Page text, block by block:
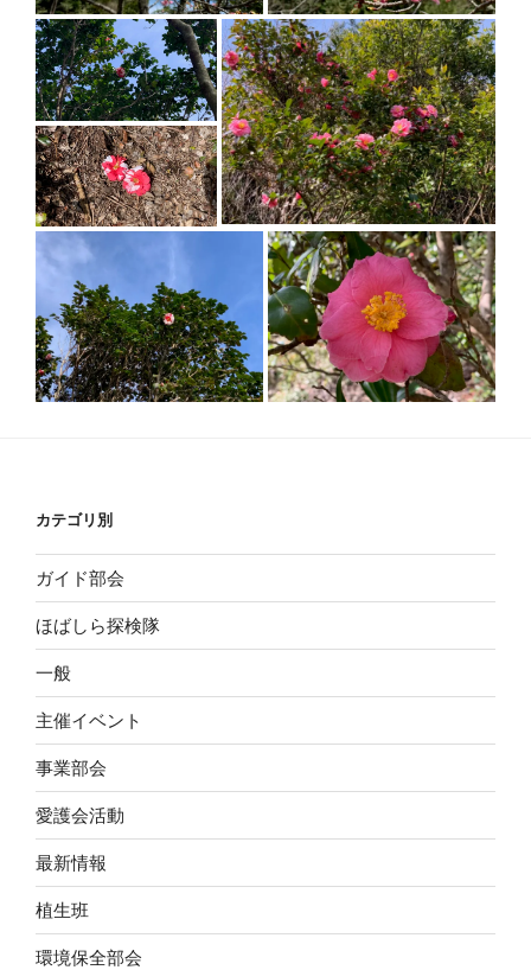
カテゴリ別
ガイド部会
ほばしら探検隊
一般
主催イベント
事業部会
愛護会活動
最新情報
植生班
環境保全部会